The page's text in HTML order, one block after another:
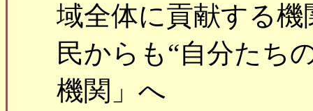
域全体に貢献する
民からも“自分たち
機関」へ